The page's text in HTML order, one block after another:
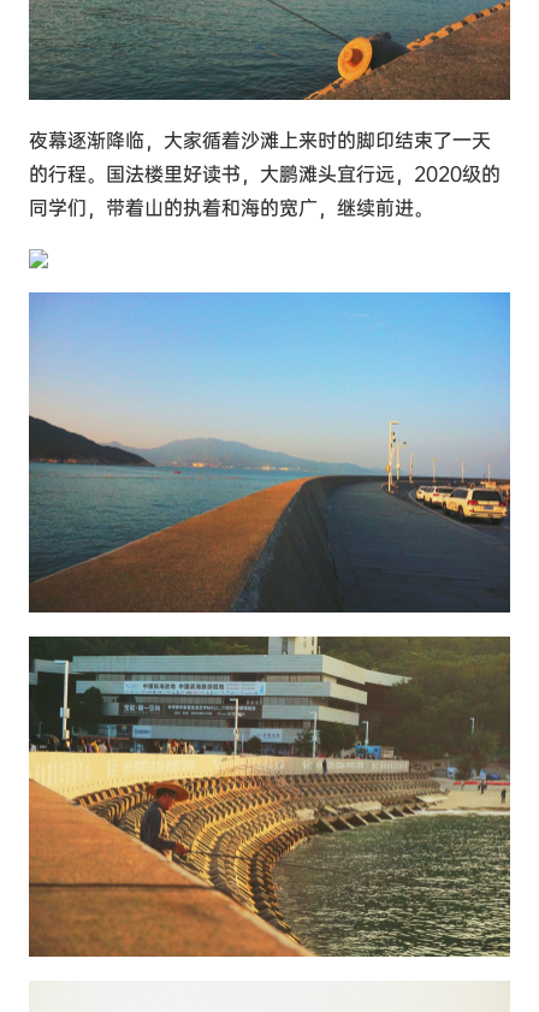
夜幕逐渐降临，大家循着沙滩上来时的脚印结束了一天
的行程。国法楼里好读书，大鹏滩头宜行远，2020级的
同学们，带着山的执着和海的宽广，继续前进。